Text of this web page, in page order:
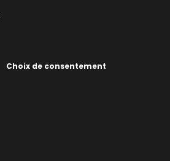
Choix de consentement